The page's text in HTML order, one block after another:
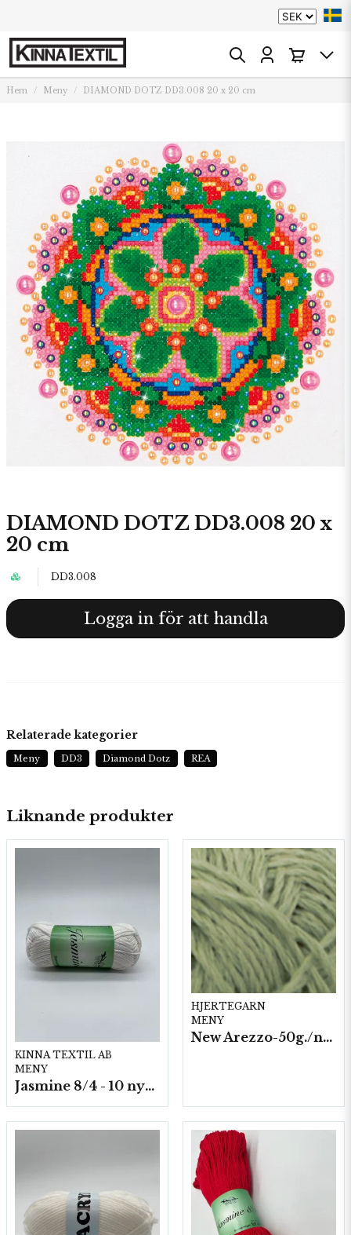
Hem Meny DIAMOND DOTZ DD3.008 20 x 20 cm
DIAMOND DOTZ DD3.008 20 x
20 cm
DD3.008
Logga in för att handla
Liknande produkter
KINNA TEXTIL AB
MENY
Jasmine 8/4 - 10 nystan a50g./fp.
HJERTEGARN
MENY
New Arezzo-50g./nyst. 10 st/fp.
Relaterade kategorier
Meny DD3 Diamond Dotz REA